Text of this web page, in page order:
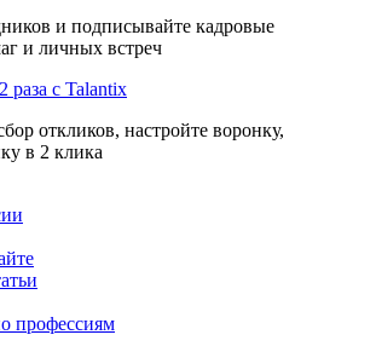
и подписывайте кадровые
и личных встреч
раза с Talantix
откликов, настройте воронку,
в 2 клика
профессиям